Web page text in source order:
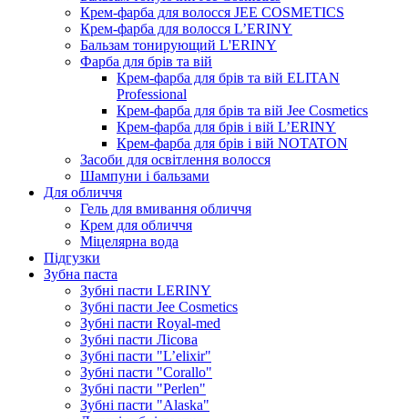
Крем-фарба для волосся JEE COSMETICS
Крем-фарба для волосся L’ERINY
Бальзам тонирующий L'ERINY
Фарба для брів та вій
Крем-фарба для брів та вій ELITAN
Professional
Крем-фарба для брів та вій Jee Cosmetics
Крем-фарба для брів і вій L’ERINY
Крем-фарба для брів і вій NOTATON
Засоби для освітлення волосся
Шампуни і бальзами
Для обличчя
Гель для вмивання обличчя
Крем для обличчя
Міцелярна вода
Підгузки
Зубна паста
Зубні пасти LERINY
Зубні пасти Jee Cosmetics
Зубні пасти Royal-med
Зубні пасти Лісова
Зубні пасти "L’elixir"
Зубні пасти "Corallo"
Зубні пасти "Perlen"
Зубні пасти "Alaska"